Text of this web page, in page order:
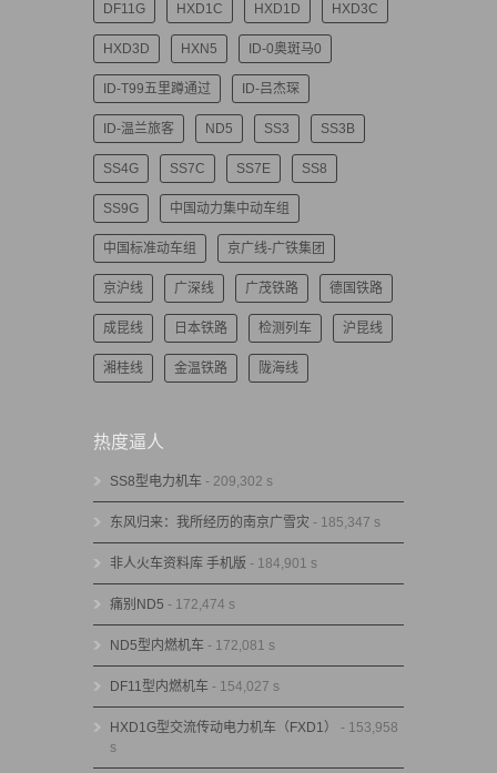
DF11G HXD1C HXD1D HXD3C
HXD3D HXN5 ID-0奥斑马0
ID-T99五里蹲通过 ID-吕杰琛
ID-温兰旅客 ND5 SS3 SS3B
SS4G SS7C SS7E SS8
SS9G 中国动力集中动车组
中国标准动车组 京广线-广铁集团
京沪线 广深线 广茂铁路 德国铁路
成昆线 日本铁路 检测列车 沪昆线
湘桂线 金温铁路 陇海线
热度逼人
SS8型电力机车 - 209,302 s
东风归来：我所经历的南京广雪灾 - 185,347 s
非人火车资料库 手机版 - 184,901 s
痛别ND5 - 172,474 s
ND5型内燃机车 - 172,081 s
DF11型内燃机车 - 154,027 s
HXD1G型交流传动电力机车（FXD1）
- 153,958
s